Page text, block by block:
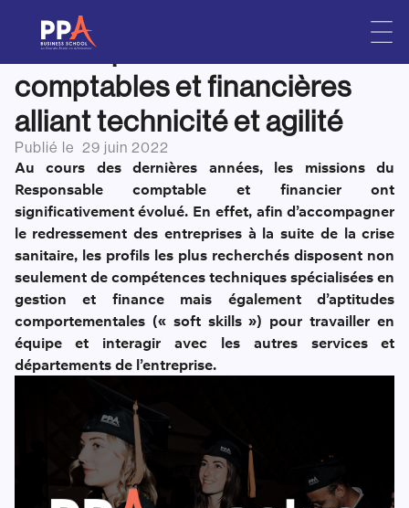
Des organisations en attente
de compétences
comptables et financières
alliant technicité et agilité
Publié le 29 juin 2022
Au cours des dernières années, les missions du
Responsable comptable et financier ont
significativement évolué. En effet, afin d’accompagner
le redressement des entreprises à la suite de la crise
sanitaire, les profils les plus recherchés disposent non
seulement de compétences techniques spécialisées en
gestion et finance mais également d’aptitudes
comportementales (« soft skills ») pour travailler en
équipe et interagir avec les autres services et
départements de l’entreprise.